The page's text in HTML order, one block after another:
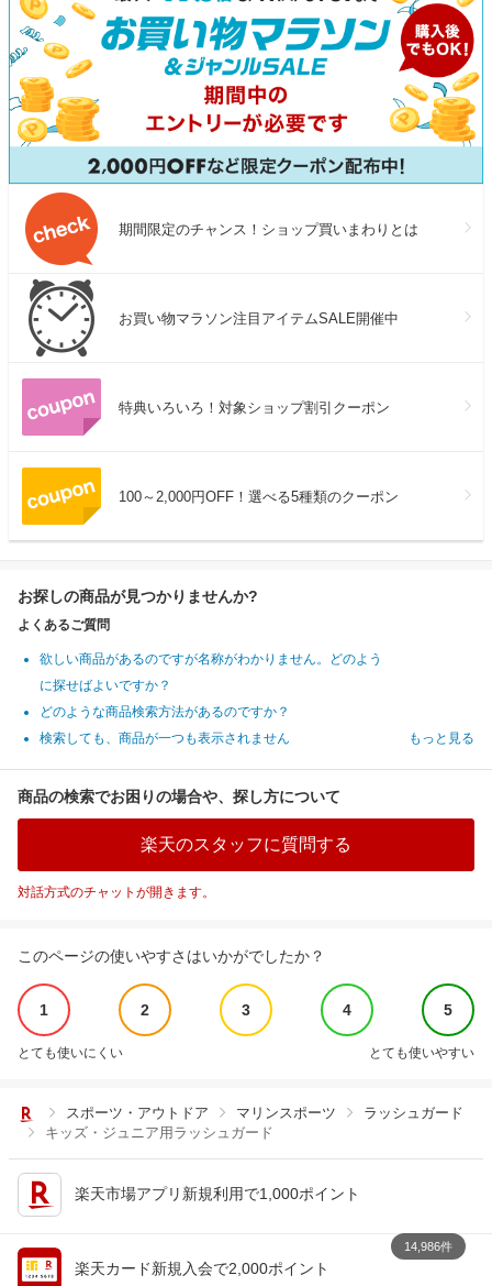
期間限定のチャンス！ショップ買いまわりとは
お買い物マラソン注目アイテムSALE開催中
特典いろいろ！対象ショップ割引クーポン
100～2,000円OFF！選べる5種類のクーポン
お探しの商品が見つかりませんか?
よくあるご質問
欲しい商品があるのですが名称がわかりません。どのよう
に探せばよいですか？
どのような商品検索方法があるのですか？
検索しても、商品が一つも表示されません
もっと見る
商品の検索でお困りの場合や、探し方について
楽天のスタッフに質問する
対話方式のチャットが開きます。
このページの使いやすさはいかがでしたか？
1 2 3 4 5
とても使いにくい とても使いやすい
スポーツ・アウトドア マリンスポーツ
ラッシュガード
キッズ・ジュニア用ラッシュガード
楽天市場アプリ新規利用で1,000ポイント
楽天カード新規入会で2,000ポイント
14,986件